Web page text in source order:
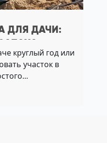
ДЛЯ ДАЧИ:
ЛОС
круглый год или
участок в